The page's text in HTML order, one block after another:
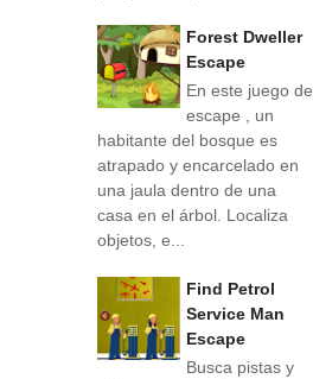
Forest Dweller
Escape
En este juego de
escape , un
habitante del bosque es
atrapado y encarcelado en
una jaula dentro de una
casa en el árbol. Localiza
objetos, e...
Find Petrol
Service Man
Escape
Busca pistas y